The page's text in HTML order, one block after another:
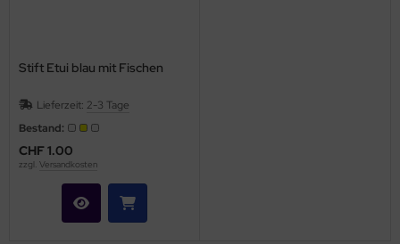
Stift Etui blau mit Fischen
Lieferzeit: 2-3 Tage
Bestand:
CHF 1.00
zzgl. Versandkosten